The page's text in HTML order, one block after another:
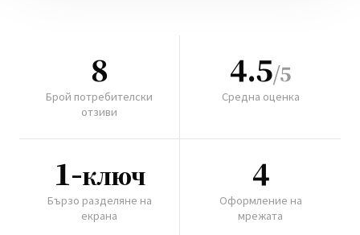
8
Брой потребителски
отзиви
4.5/5
Средна оценка
1-ключ
Бързо разделяне на
екрана
4
Оформление на
мрежата